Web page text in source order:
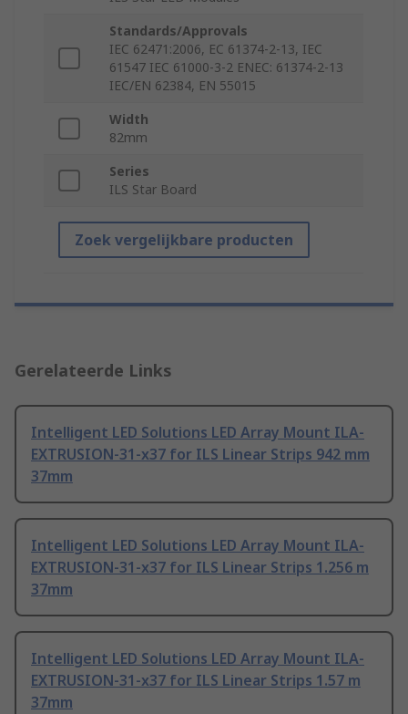
Standards/Approvals
IEC 62471:2006, EC 61374-2-13, IEC
61547 IEC 61000-3-2 ENEC: 61374-2-13
IEC/EN 62384, EN 55015
Width
82mm
Series
ILS Star Board
Zoek vergelijkbare producten
Gerelateerde Links
Intelligent LED Solutions LED Array Mount ILA-
EXTRUSION-31-x37 for ILS Linear Strips 942 mm
37mm
Intelligent LED Solutions LED Array Mount ILA-
EXTRUSION-31-x37 for ILS Linear Strips 1.256 m
37mm
Intelligent LED Solutions LED Array Mount ILA-
EXTRUSION-31-x37 for ILS Linear Strips 1.57 m
37mm